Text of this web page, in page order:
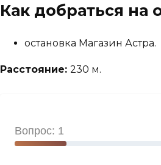
Как добраться на
остановка Магазин Астра.
Расстояние: 230 м.